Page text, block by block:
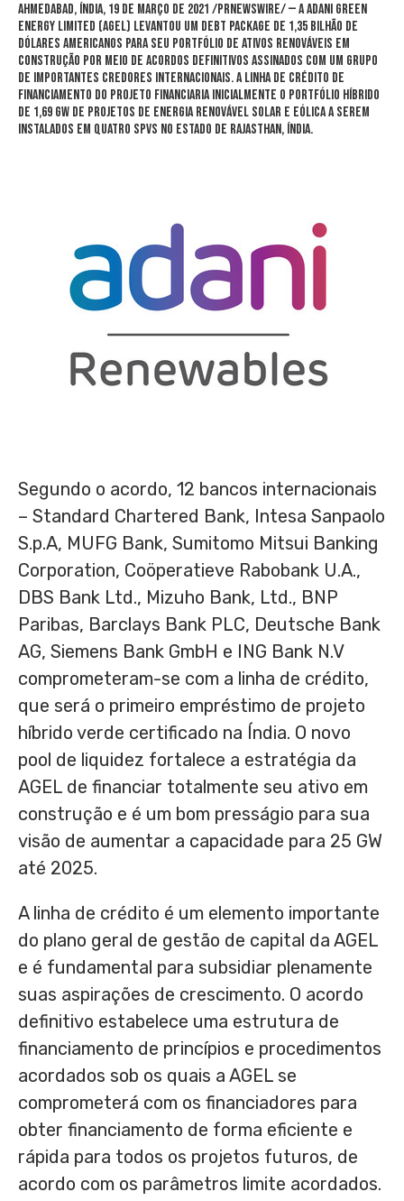
AHMEDABAD, Índia, 19 de março de 2021 /PRNewswire/ — A Adani Green
Energy Limited (AGEL) levantou um debt package de 1,35 bilhão de
dólares americanos para seu portfólio de ativos renováveis em
construção por meio de acordos definitivos assinados com um grupo
de importantes credores internacionais. A linha de crédito de
financiamento do projeto financiaria inicialmente o portfólio híbrido
de 1,69 GW de projetos de energia renovável solar e eólica a serem
instalados em quatro SPVs no Estado de Rajasthan, Índia.
Segundo o acordo, 12 bancos internacionais
– Standard Chartered Bank, Intesa Sanpaolo
S.p.A, MUFG Bank, Sumitomo Mitsui Banking
Corporation, Coöperatieve Rabobank U.A.,
DBS Bank Ltd., Mizuho Bank, Ltd., BNP
Paribas, Barclays Bank PLC, Deutsche Bank
AG, Siemens Bank GmbH e ING Bank N.V
comprometeram-se com a linha de crédito,
que será o primeiro empréstimo de projeto
híbrido verde certificado na Índia. O novo
pool de liquidez fortalece a estratégia da
AGEL de financiar totalmente seu ativo em
construção e é um bom presságio para sua
visão de aumentar a capacidade para 25 GW
até 2025.
A linha de crédito é um elemento importante
do plano geral de gestão de capital da AGEL
e é fundamental para subsidiar plenamente
suas aspirações de crescimento. O acordo
definitivo estabelece uma estrutura de
financiamento de princípios e procedimentos
acordados sob os quais a AGEL se
comprometerá com os financiadores para
obter financiamento de forma eficiente e
rápida para todos os projetos futuros, de
acordo com os parâmetros limite acordados.